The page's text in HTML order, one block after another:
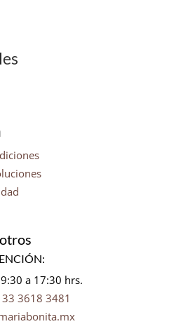
a 17:30 hrs.
3618 3481